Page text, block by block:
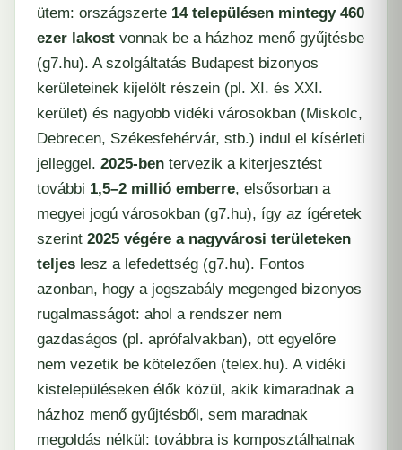
ütem: országszerte 14 településen mintegy 460
ezer lakost vonnak be a házhoz menő gyűjtésbe
(​g7.hu). A szolgáltatás Budapest bizonyos
kerületeinek kijelölt részein (pl. XI. és XXI.
kerület) és nagyobb vidéki városokban (Miskolc,
Debrecen, Székesfehérvár, stb.) indul el kísérleti
jelleggel. 2025-ben tervezik a kiterjesztést
további 1,5–2 millió emberre, elsősorban a
megyei jogú városokban (​g7.hu), így az ígéretek
szerint 2025 végére a nagyvárosi területeken
teljes lesz a lefedettség (​g7.hu). Fontos
azonban, hogy a jogszabály megenged bizonyos
rugalmasságot: ahol a rendszer nem
gazdaságos (pl. aprófalvakban), ott egyelőre
nem vezetik be kötelezően (​telex.hu). A vidéki
kistelepüléseken élők közül, akik kimaradnak a
házhoz menő gyűjtésből, sem maradnak
megoldás nélkül: továbbra is komposztálhatnak